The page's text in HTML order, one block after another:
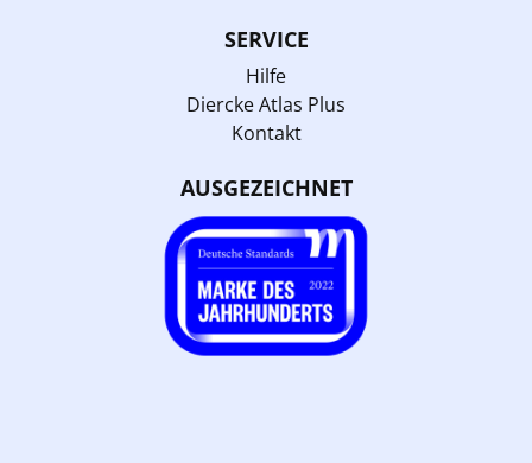
SERVICE
Hilfe
Diercke Atlas Plus
Kontakt
AUSGEZEICHNET